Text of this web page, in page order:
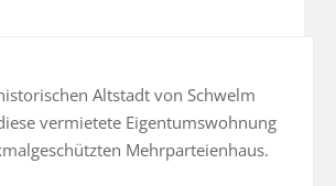
Altstadt von Schwelm
vermietete Eigentumswohnung
Mehrparteienhaus.